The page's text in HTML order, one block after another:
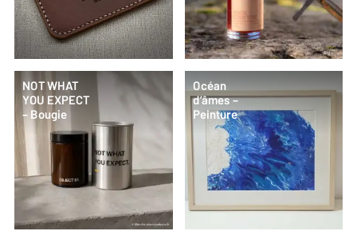
NOT WHAT
YOU EXPECT
– Bougie
Océan
d’âmes –
Peinture